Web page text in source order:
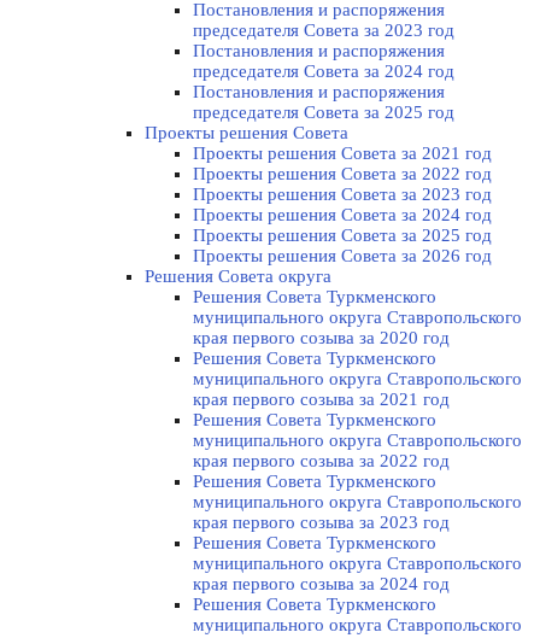
Постановления и распоряжения
председателя Cовета за 2023 год
Постановления и распоряжения
председателя Cовета за 2024 год
Постановления и распоряжения
председателя Cовета за 2025 год
Проекты решения Cовета
Проекты решения Совета за 2021 год
Проекты решения Совета за 2022 год
Проекты решения Cовета за 2023 год
Проекты решения Совета за 2024 год
Проекты решения Совета за 2025 год
Проекты решения Совета за 2026 год
Решения Совета округа
Решения Совета Туркменского
муниципального округа Ставропольского
края первого созыва за 2020 год
Решения Совета Туркменского
муниципального округа Ставропольского
края первого созыва за 2021 год
Решения Совета Туркменского
муниципального округа Ставропольского
края первого созыва за 2022 год
Решения Совета Туркменского
муниципального округа Ставропольского
края первого созыва за 2023 год
Решения Совета Туркменского
муниципального округа Ставропольского
края первого созыва за 2024 год
Решения Совета Туркменского
муниципального округа Ставропольского